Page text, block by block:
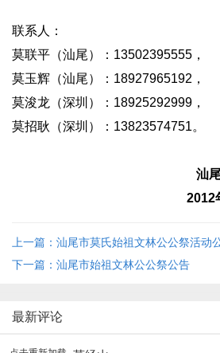
联系人：
莫联平（汕尾）：13502395555，
莫玉辉（汕尾）：18927965192，
莫浚龙（深圳）：18925292999，
莫招耿（深圳）：13823574751。
汕
2012
上一篇：汕尾市莫氏始祖文林公公祭活动
下一篇：汕尾市始祖文林公公祭公告
最新评论